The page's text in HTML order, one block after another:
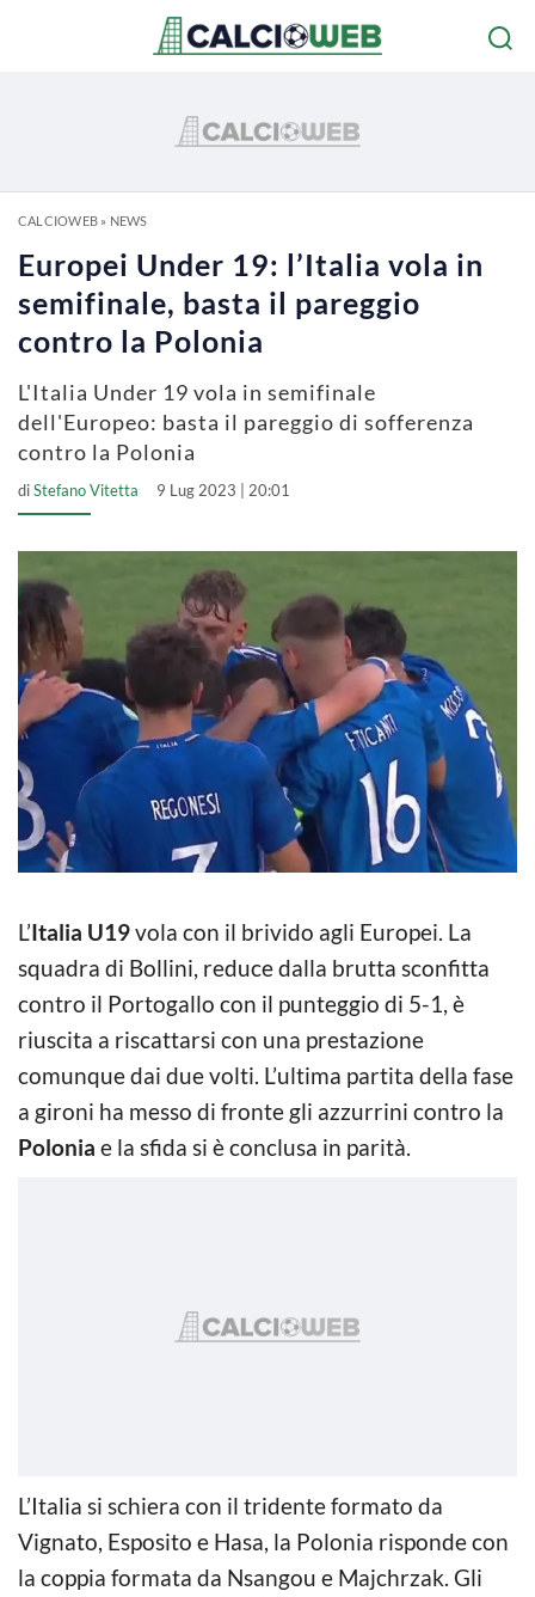
CALCIOWEB» NEWS
Europei Under 19: l’Italia vola in
semifinale, basta il pareggio
contro la Polonia
L'Italia Under 19 vola in semifinale
dell'Europeo: basta il pareggio di sofferenza
contro la Polonia
diStefano Vitetta 9 Lug 2023 | 20:01
L’Italia U19vola con il brivido agli Europei. La
squadra di Bollini, reduce dalla brutta sconfitta
contro il Portogallo con il punteggio di 5-1, è
riuscita a riscattarsi con una prestazione
comunque dai due volti. L’ultima partita della fase
a gironi ha messo di fronte gli azzurrini contro la
Polonia e la sfida si è conclusa in parità.
L’Italia si schiera con il tridente formato da
Vignato, Esposito e Hasa, la Polonia risponde con
la coppia formata da Nsangou e Majchrzak. Gli